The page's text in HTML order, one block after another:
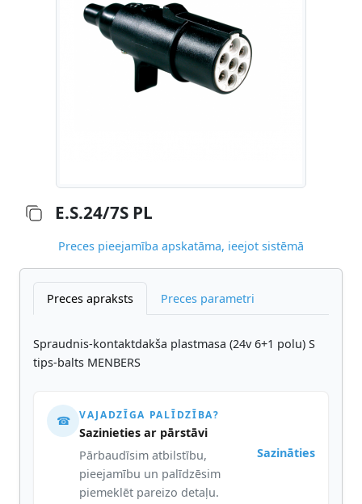
E.S.24/7S PL
Preces pieejamība apskatāma, ieejot sistēmā
Preces apraksts Preces parametri
Spraudnis-kontaktdakša plastmasa (24v 6+1 polu) S
tips-balts MENBERS
☎ VAJADZĪGA PALĪDZĪBA?
Sazinieties ar pārstāvi
Pārbaudīsim atbilstību,
pieejamību un palīdzēsim
piemeklēt pareizo detaļu.
Sazināties